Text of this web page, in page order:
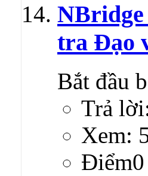
NBridge
tra Đạo
Bắt đầu
Trả
Xem:
Ðiểm0